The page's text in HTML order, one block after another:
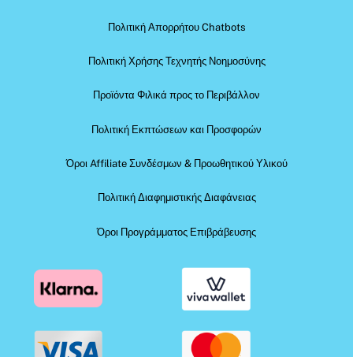
Πολιτική Απορρήτου Chatbots
Πολιτική Χρήσης Τεχνητής Νοημοσύνης
Προϊόντα Φιλικά προς το Περιβάλλον
Πολιτική Εκπτώσεων και Προσφορών
Όροι Affiliate Συνδέσμων & Προωθητικού Υλικού
Πολιτική Διαφημιστικής Διαφάνειας
Όροι Προγράμματος Επιβράβευσης